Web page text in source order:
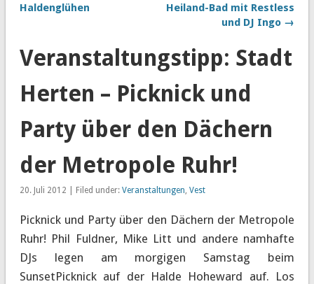
Haldenglühen
Heiland-Bad mit Restless
und DJ Ingo →
Veranstaltungstipp: Stadt
Herten – Picknick und
Party über den Dächern
der Metropole Ruhr!
20. Juli 2012 | Filed under: Veranstaltungen Vest
Picknick und Party über den Dächern der Metropole
Ruhr! Phil Fuldner, Mike Litt und andere namhafte
DJs legen am morgigen Samstag beim
SunsetPicknick auf der Halde Hoheward auf. Los